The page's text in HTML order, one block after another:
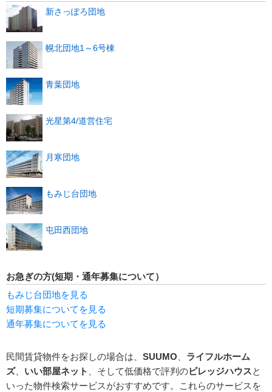
新さっぽろ団地
幌北団地1～6号棟
青葉団地
光星第4/道営住宅
月寒団地
もみじ台団地
屯田西団地
お急ぎの方(短期・通年募集について）
もみじ台団地を見る
短期募集についてを見る
通年募集についてを見る
民間賃貸物件をお探しの場合は、 SUUMO
ライフルホーム
ズ、 いい部屋ネット 、そして低価格で評判のビレッジハウスと
いった物件検索サービスがおすすめです。これらのサービスを